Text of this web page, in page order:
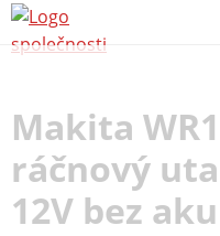
Makita
ráčnový
12V bez